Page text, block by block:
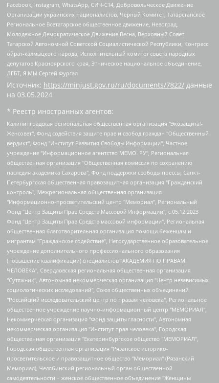
Facebook, Instagram, WhatsApp, СИЧ-С14, Добровольческое Движение
Организации украинских националистов, Черный Комитет, Татарстанское
Региональное Всетатарское общественное движение, Невоград,
Молодежное Демократическое Движение Весна, Верховный Совет
Татарской Автономной Советской Социалистической Республики, Конгресс
ойрат-калмыцкого народа, Исполнительный комитет совета народных
депутатов Красноярского края, Этническое национальное объединение,
ЛГБТ, Я.МЫ Сергей Фургал
Источник: https://minjust.gov.ru/ru/documents/7822/ данные
на 03.05.2024
* Реестр иностранных агентов:
Калининградская региональная общественная организация "Экозащита!-Женсовет", Фонд содействия защите прав и свобод граждан "Общественный вердикт", Фонд "Институт Развития Свободы Информации", Частное учреждение "Информационное агентство МЕМО. РУ", Региональная общественная организация "Общественная комиссия по сохранению наследия академика Сахарова", Фонд поддержки свободы прессы, Санкт-Петербургская общественная правозащитная организация "Гражданский контроль", Межрегиональная общественная организация "Информационно-просветительский центр "Мемориал", Региональный Фонд "Центр Защиты Прав Средств Массовой Информации", с 05.12.2023 Фонд "Центр Защиты Прав Средств массовой информации", Региональная общественная благотворительная организация помощи беженцам и мигрантам "Гражданское содействие", Негосударственное образовательное учреждение дополнительного профессионального образования (повышение квалификации) специалистов "АКАДЕМИЯ ПО ПРАВАМ ЧЕЛОВЕКА", Свердловская региональная общественная организация "Сутяжник", Автономная некоммерческая организация "Центр независимых социологических исследований", Союз общественных объединений "Российский исследовательский центр по правам человека", Региональное общественное учреждение научно-информационный центр "МЕМОРИАЛ", Некоммерческая организация "Фонд защиты гласности", Автономная некоммерческая организация "Институт прав человека", Городская общественная организация "Екатеринбургское общество "МЕМОРИАЛ", Городская общественная организация "Рязанское историко-просветительское и правозащитное общество "Мемориал" (Рязанский Мемориал), Челябинский региональный орган общественной самодеятельности – женское общественное объединение "Женщины Евразии", Челябинский региональный орган общественной самодеятельности "Уральская правозащитная группа", Фонд содействия защите здоровья и социальной справедливости имени Андрея Рылькова, Автономная Некоммерческая Организация "Аналитический Центр Юрия Левады", Автономная некоммерческая организация социальной поддержки населения "Проект Апрель", Региональная общественная организация помощи женщинам и детям, находящимся в кризисной ситуации "Информационно-методический центр "Анна", Фонд содействия развитию массовых коммуникаций и правовому просвещению "Так-так-Так", Фонд содействия устойчивому развитию "Серебряная тайга", Свердловский региональный общественный фонд социальных проектов "Новое время", "Idel.Реалии", Кавказ.Реалии, Крым.Реалии, Телеканал Настоящее Время, Татаро-башкирская служба Радио Свобода (Azatliq Radiosi), Радио Свободная Европа/Радио Свобода (PCE/PC), "Сибирь.Реалии", "Фактограф", Благотворительный фонд помощи осужденным и их семьям, Автономная некоммерческая организация "Институт глобализации и социальных движений", Фонд "В защиту прав заключенных", Частное учреждение "Центр поддержки и содействия развитию средств массовой информации", Пензенский региональный общественный благотворительный фонд "Гражданский союз", "Север.Реалии", Некоммерческая организация Фонд "Правовая инициатива", Общество с ограниченной ответственностью "Радио Свободная Европа/Радио Свобода", Чешское информационное агентство "MEDIUM-ORIENT", Красноярская региональная общественная организация "Мы против СПИДа", Камалягин Денис Николаевич, Маркелов Сергей Евгеньевич, Пономарев Лев Александрович, Савицкая Людмила Алексеевна, Автономная некоммерческая организация "Центр по работе с проблемой насилия "НАСИЛИЮ.НЕТ", Межрегиональный профессиональный союз работников здравоохранения "Альянс врачей", Юридическое лицо, зарегистрированное в Латвийской Республике, SIA "Medusa Project" (регистрационный номер 40103797863, дата регистрации 10.06.2014), Некоммерческая организация "Фонд по борьбе с коррупцией", Автономная некоммерческая организация "Институт права и публичной политики", Баданин Роман Сергеевич, Гликин Максим Александрович, Железнова Мария Михайловна, Лукьянова Юлия Сергеевна, Маетная Елизавета Витальевна, Маняхин Петр Борисович, Чуракова Ольга Владимировна, Ярош Юлия Петровна, Юридическое лицо "The Insider SIA", зарегистрированное в Риге, Латвийская Республика (дата регистрации 26.06.2015), являющееся администратором доменного имени интернет-издания "The Insider SIA", https://theins.ru, Постернак Алексей Евгеньевич, Рубин Михаил Аркадьевич, Анин Роман Александрович, Юридическое лицо Istories fonds, зарегистрированное в Латвийской Республике (регистрационный номер 50008295751, дата регистрации 24.02.2020), Великовский Дмитрий Александрович, Долинина Ирина Николаевна, Мароховская Алеся Алексеевна, Шлейнов Роман Юрьевич, Шмагун Олеся Валентиновна, Общество с ограниченной ответственностью "Альтаир 2021", Общество с ограниченной ответственностью "Вега 2021", Общество с ограниченной ответственностью "Главный редактор 2021", Общество с ограниченной ответственностью "Ромашки монолит", Важенков Артем Валерьевич, Ивановская областная общественная организация "Центр гендерных исследований", Гурман Юрий Альбертович, Медиапроект "ОВД-Инфо", Егоров Владимир Владимирович, Жилинский Владимир Александрович, Общество с ограниченной ответственностью "ЗП", Иванова София Юрьевна, Карезина Инна Павловна, Кильтау Екатерина Викторовна, Петров Алексей Викторович, Пискунов Сергей Евгеньевич, Смирнов Сергей Сергеевич, Тихонов Михаил Сергеевич, Общество с ограниченной ответственностью "ЖУРНАЛИСТ-ИНОСТРАННЫЙ АГЕНТ", Арапова Галина Юрьевна, Вольтская Татьяна Анатольевна, Американская компания "Mason G.E.S. Anonymous Foundation" (США), являющаяся владельцем интернет-издания https://mnews.world/, Компания "Stichting Bellingcat", зарегистрированная в Нидерландах (дата регистрации 11.07.2018), Захаров Андрей Вячеславович, Клепиковская Екатерина Дмитриевна, Общество с ограниченной ответственностью "МЕМО", Перл Роман Александрович, Симонов Евгений Алексеевич, Соловьева Елена Анатольевна, Сотников Даниил Владимирович, Сурначева Елизавета Дмитриевна, Автономная некоммерческая организация по защите прав человека и информированию населения "Якутия – Наше Мнение", Общество с ограниченной ответственностью "Москоу диджитал медиа", с 26.01.2023 Общество с ограниченной ответственностью "Чайка Белые сады", Ветошкина Валерия Валерьевна, Заговора Максим Александрович, Межрегиональное общественное движение "Российская ЛГБТ - сеть", Оленичев Максим Владимирович, Павлов Иван Юрьевич, Скворцова Елена Сергеевна, Общество с ограниченной ответственностью "Как бы инагент", Кочетков Игорь Викторович, Общество с ограниченной ответственностью "Честные выборы", Еланчик Олег Александрович, Общество с ограниченной ответственностью "Нобелевский призыв", Гималова Регина Эмилевна, Григорьев Андрей Валерьевич, Григорьева Алина Александровна, Ассоциация по содействию защите прав призывников, альтернативнослужащих и военнослужащих "Правозащитная группа "Гражданин.Армия.Право", Хисамова Регина Фаритовна, Автономная некоммерческая организация по реализации социально-правовых программ "Лилит", Дальневосточное общественное движение "Маяк", Санкт-Петербургская ЛГБТ-инициативная группа "Выход", Инициативная группа ЛГБТ+ "Реверс", Алексеев Андрей Викторович, Бекбулатова Таисия Львовна, Беляев Иван Михайлович, Владыкина Елена Сергеевна, Гельман Марат Александрович, Никульшина Вероника Юрьевна, Толоконникова Надежда Андреевна, Шендерович Виктор Анатольевич, Общество с ограниченной ответственностью "Данное сообщение", Общество с ограниченной ответственностью Издательский дом "Новая глава", Айнбиндер Александра Александровна, Московский комьюнити-центр для ЛГБТ+инициатив, Благотворительный фонд развития филантропии, Deutsche Welle (Германия, Kurt-Schumacher-Strasse 3, 53113 Bonn), Борзунова Мария Михайловна, Воробьев Виктор Викторович, Голубева Анна Львовна, Константинова Алла Михайловна, Малкова Ирина Владимировна, Мурадов Мурад Абдулгалимович, Осетинская Елизавета Николаевна, Понасенков Евгений Николаевич, Ганапольский Матвей Юрьевич, Киселев Евгений Алексеевич, Борухович Ирина Григорьевна, Дремин Иван Тимофеевич, Дубровский Дмитрий Викторович, Красноярская региональная общественная организация поддержки и развития альтернативных образовательных технологий и межкультурных коммуникаций "ИНТЕРРА", Маяковская Екатерина Алексеевна, Фейгин Марк Захарович, Филимонов Андрей Викторович, Дзугкоева Регина Николаевна, Доброхотов Роман Александрович, Дудь Юрий Александрович, Елкин Сергей Владимирович, Кругликов Кирилл Игоревич, Сабунаева Мария Леонидовна, Семенов Алексей Владимирович, Шаинян Карен Багратович, Шульман Екатерина Михайловна, Асафьев Артур Валерьевич, Вахштайн Виктор Семенович, Венедиктов Алексей Алексеевич, Лушникова Екатерина Евгеньевна, Волков Леонид Михайлович, Невзоров Александр Глебович, Пархоменко Сергей Борисович, Сироткин Ярослав Николаевич, Кара-Мурза Владимир Владимирович, Баранова Наталья Владимировна, Гозман Леонид Яковлевич, Кагарлицкий Борис Юльевич, Климарев Михаил Валерьевич, Милов Владимир Станиславович, Автономная некоммерческая организация Краснодарский центр современного искусства "Типография", Моргенштерн Алишер Тагирович, Соболь Любовь Эдуардовна, Общество с ограниченной ответственностью "ЛИЗА НОРМ", Каспаров Гарри Кимович, Ходорковский Михаил Борисович, Общество с ограниченной ответственностью "Апрельские тезисы", Данилович Ирина Брониславовна, Кашин Олег Владимирович, Петров Николай Владимирович, Пивоваров Алексей Владимирович, Соколов Михаил Владимирович, Цветкова Юлия Владимировна, Чичваркин Евгений Александрович, Комитет против пыток/Команда против пыток, Общество с ограниченной ответственностью "Первый научный", Общество с ограниченной ответственностью "Вертолет и ко", Белоцерковская Вероника Борисовна, Кац Максим Евгеньевич, Лазарева Татьяна Юрьевна, Шаведдинов Руслан Табризович, Яшин Илья Валерьевич, Общество с ограниченной ответственностью "Иноагент ААВ", Алешковский Дмитрий Петрович, Альбац Евгения Марковна, Быков Дмитрий Львович, Галямина Юлия Евгеньевна, Лойко Сергей Леонидович, Мартынов Кирилл Константинович, Медведев Сергей Александрович, Крашенинников Федор Геннадиевич, Гордеева Катерина Вл